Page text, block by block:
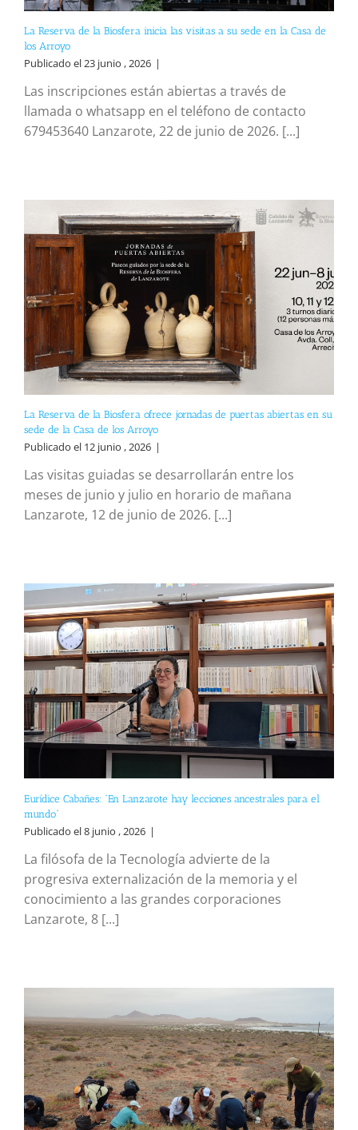
La Reserva de la Biosfera inicia las visitas a su sede en la Casa de
los Arroyo
Publicado el 23 junio , 2026 |
Las inscripciones están abiertas a través de
llamada o whatsapp en el teléfono de contacto
679453640 Lanzarote, 22 de junio de 2026. [...]
La Reserva de la Biosfera ofrece jornadas de puertas abiertas en su
sede de la Casa de los Arroyo
Publicado el 12 junio , 2026 |
Las visitas guiadas se desarrollarán entre los
meses de junio y julio en horario de mañana
Lanzarote, 12 de junio de 2026. [...]
Eurídice Cabañes: “En Lanzarote hay lecciones ancestrales para el
mundo”
Publicado el 8 junio , 2026 |
La filósofa de la Tecnología advierte de la
progresiva externalización de la memoria y el
conocimiento a las grandes corporaciones
Lanzarote, 8 [...]